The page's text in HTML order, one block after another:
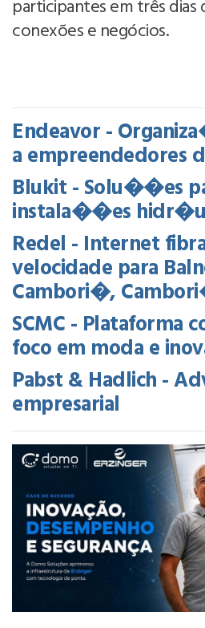
participantes em três
conexões e negócios.
Endeavor -
a empreendedores
Blukit - Solu��es
instala��es
Redel - Internet
velocidade para
Cambori�,
SCMC - Plataforma
foco em moda e
Pabst & Hadlich -
empresarial